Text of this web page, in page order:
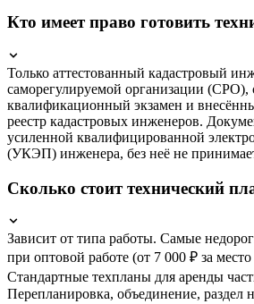
Кто имеет право готовить
Только аттестованный кадастровый
саморегулируемой организации (СРО),
квалификационный экзамен и
реестр кадастровых инженеров.
усиленной квалифицированной
(УКЭП) инженера, без неё не
Сколько стоит технический
Зависит от типа работы. Самые
при оптовой работе (от 7 000 ₽ за
Стандартные техпланы для аренды
Перепланировка, объединение,